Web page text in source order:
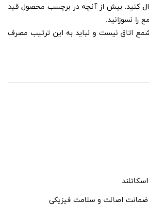
کنید. بیش از آنچه در برچسب محصول قید
نسوزانید.
اتاق نیست و نباید به این ترتیب مصرف
اسکاتلند
ضمانت اصالت و سلامت فیزیکی